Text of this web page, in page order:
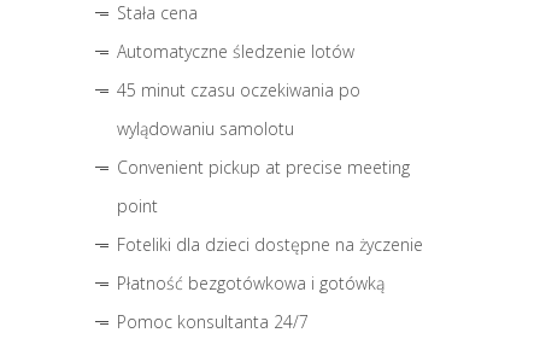
Stała cena
Automatyczne śledzenie lotów
45 minut czasu oczekiwania po
wylądowaniu samolotu
Convenient pickup at precise meeting
point
Foteliki dla dzieci dostępne na życzenie
Płatność bezgotówkowa i gotówką
Pomoc konsultanta 24/7